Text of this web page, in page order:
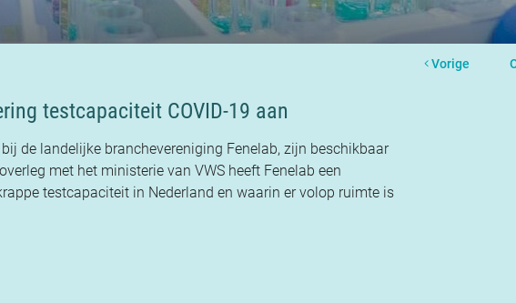
Vorige
testcapaciteit COVID-19 aan
de landelijke branchevereniging Fenelab, zijn beschikbaar
met het ministerie van VWS heeft Fenelab een
testcapaciteit in Nederland en waarin er volop ruimte is